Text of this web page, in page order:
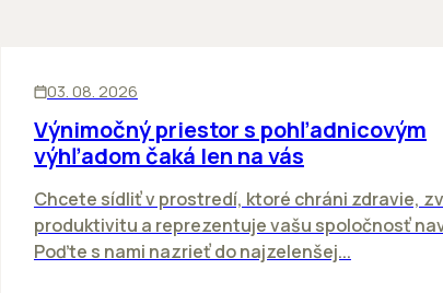
03. 08. 2026
Výnimočný priestor s pohľadnicovým
výhľadom čaká len na vás
Chcete sídliť v prostredí, ktoré chráni zdravie,
produktivitu a reprezentuje vašu spoločnosť
Poďte s nami nazrieť do najzelenšej...